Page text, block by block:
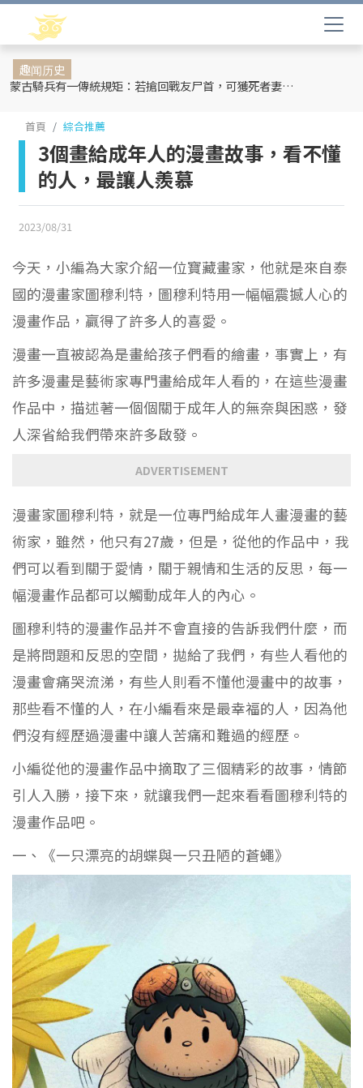
趣闻历史
蒙古騎兵有一傳統規矩：若搶回戰友尸首，可獲死者妻妾和全部牲畜
首頁 綜合推薦
3個畫給成年人的漫畫故事，看不懂
的人，最讓人羨慕
2023/08/31
今天，小編為大家介紹一位寶藏畫家，他就是來自泰
國的漫畫家圖穆利特，圖穆利特用一幅幅震撼人心的
漫畫作品，贏得了許多人的喜愛。
漫畫一直被認為是畫給孩子們看的繪畫，事實上，有
許多漫畫是藝術家專門畫給成年人看的，在這些漫畫
作品中，描述著一個個關于成年人的無奈與困惑，發
人深省給我們帶來許多啟發。
ADVERTISEMENT
漫畫家圖穆利特，就是一位專門給成年人畫漫畫的藝
術家，雖然，他只有27歲，但是，從他的作品中，我
們可以看到關于愛情，關于親情和生活的反思，每一
幅漫畫作品都可以觸動成年人的內心。
圖穆利特的漫畫作品并不會直接的告訴我們什麼，而
是將問題和反思的空間，拋給了我們，有些人看他的
漫畫會痛哭流涕，有些人則看不懂他漫畫中的故事，
那些看不懂的人，在小編看來是最幸福的人，因為他
們沒有經歷過漫畫中讓人苦痛和難過的經歷。
小編從他的漫畫作品中摘取了三個精彩的故事，情節
引人入勝，接下來，就讓我們一起來看看圖穆利特的
漫畫作品吧。
一、《一只漂亮的胡蝶與一只丑陋的蒼蠅》